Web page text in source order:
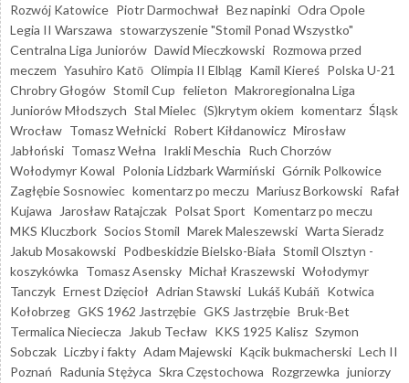
Rozwój Katowice Piotr Darmochwał Bez napinki Odra Opole
Legia II Warszawa stowarzyszenie "Stomil Ponad Wszystko"
Centralna Liga Juniorów Dawid Mieczkowski Rozmowa przed
meczem Yasuhiro Katō Olimpia II Elbląg Kamil Kiereś Polska U-21
Chrobry Głogów Stomil Cup felieton Makroregionalna Liga
Juniorów Młodszych Stal Mielec (S)krytym okiem komentarz Śląsk
Wrocław Tomasz Wełnicki Robert Kiłdanowicz Mirosław
Jabłoński Tomasz Wełna Irakli Meschia Ruch Chorzów
Wołodymyr Kowal Polonia Lidzbark Warmiński Górnik Polkowice
Zagłębie Sosnowiec komentarz po meczu Mariusz Borkowski Rafał
Kujawa
Jarosław Ratajczak Polsat Sport Komentarz po meczu
MKS Kluczbork Socios Stomil Marek Maleszewski Warta Sieradz
Jakub Mosakowski Podbeskidzie Bielsko-Biała Stomil Olsztyn -
koszykówka Tomasz Asensky Michał Kraszewski Wołodymyr
Tanczyk Ernest Dzięcioł Adrian Stawski Lukáš Kubáň Kotwica
Kołobrzeg GKS 1962 Jastrzębie GKS Jastrzębie Bruk-Bet
Termalica Nieciecza
Jakub Tecław KKS 1925 Kalisz Szymon
Sobczak Liczby i fakty Adam Majewski Kącik bukmacherski Lech II
Poznań Radunia Stężyca Skra Częstochowa Rozgrzewka juniorzy